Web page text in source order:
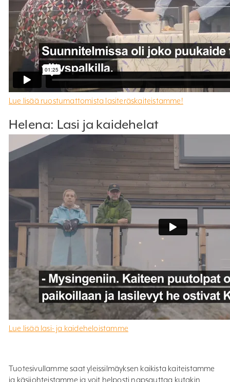
Lue lisää ruostumattomista lasiteräskaiteistamme!
Helena: Lasi ja kaidehelat
Lue lisää lasi- ja kaideheloistamme
Tuotesivullamme saat yleissilmäyksen kaikista kaiteistamme
ja käsijohteistamme ja voit helposti napsauttaa kutakin